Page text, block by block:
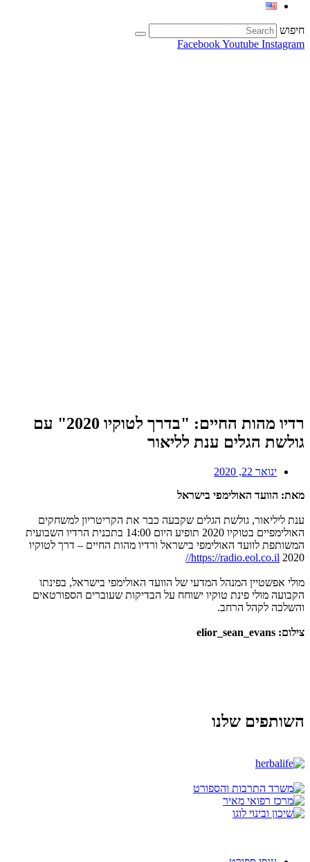
חיפוש
FacebookYoutube Instagram
רדיו מהות החיים: "בדרך לטוקיו 2020" עם
גולשת הגלים ענת לליאור
ינואר 22, 2020
מאת: הוועד האולימפי בישראל
ענת ליליאור, גולשת הגלים שקבעה כבר את הקריטריון למשחקים
האולימפיים בטוקיו 2020 תופיע היום 14:00 בתכנית הרדיו השבועית
המשותפת לוועד האולימפי בישראל ורדיו מהות החיים – דרך לטוקיו
2020
https://radio.eol.co.il//
מולי אפשטיין המנהל המדעי של הוועד האולימפי בישראל, בפינתו
הקבועה מולי פינת טוקיו ישוחח על הבדיקות שעוברים הספורטאים
והשלכה לקהל הרחב.
צילום: elior_sean_evans
השותפים שלנו